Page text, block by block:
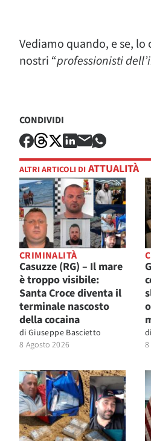
Vediamo quando, e se,
nostri “professionisti
CONDIVIDI
ALTRI ARTICOLI DI ATTUALITÀ
CRIMINALITÀ
Casuzze (RG) – Il mare
è troppo visibile:
Santa Croce diventa il
terminale nascosto
della cocaina
di Giuseppe Bascietto
8 Agosto 2026
di